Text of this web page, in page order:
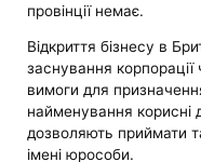
провінції немає.
Відкриття бізнесу в
заснування
вимоги для
найменування корисні
дозволяють приймати
імені юрособи.